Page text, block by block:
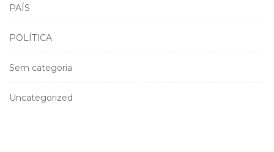
PAÍS
POLÍTICA
Sem categoria
Uncategorized